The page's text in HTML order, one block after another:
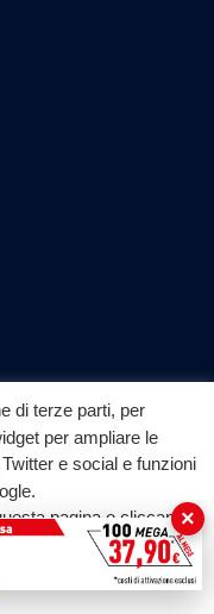
di terze parti, per
per ampliare le
e social e funzioni
pagina o cliccando
all'uso dei cookie.
×